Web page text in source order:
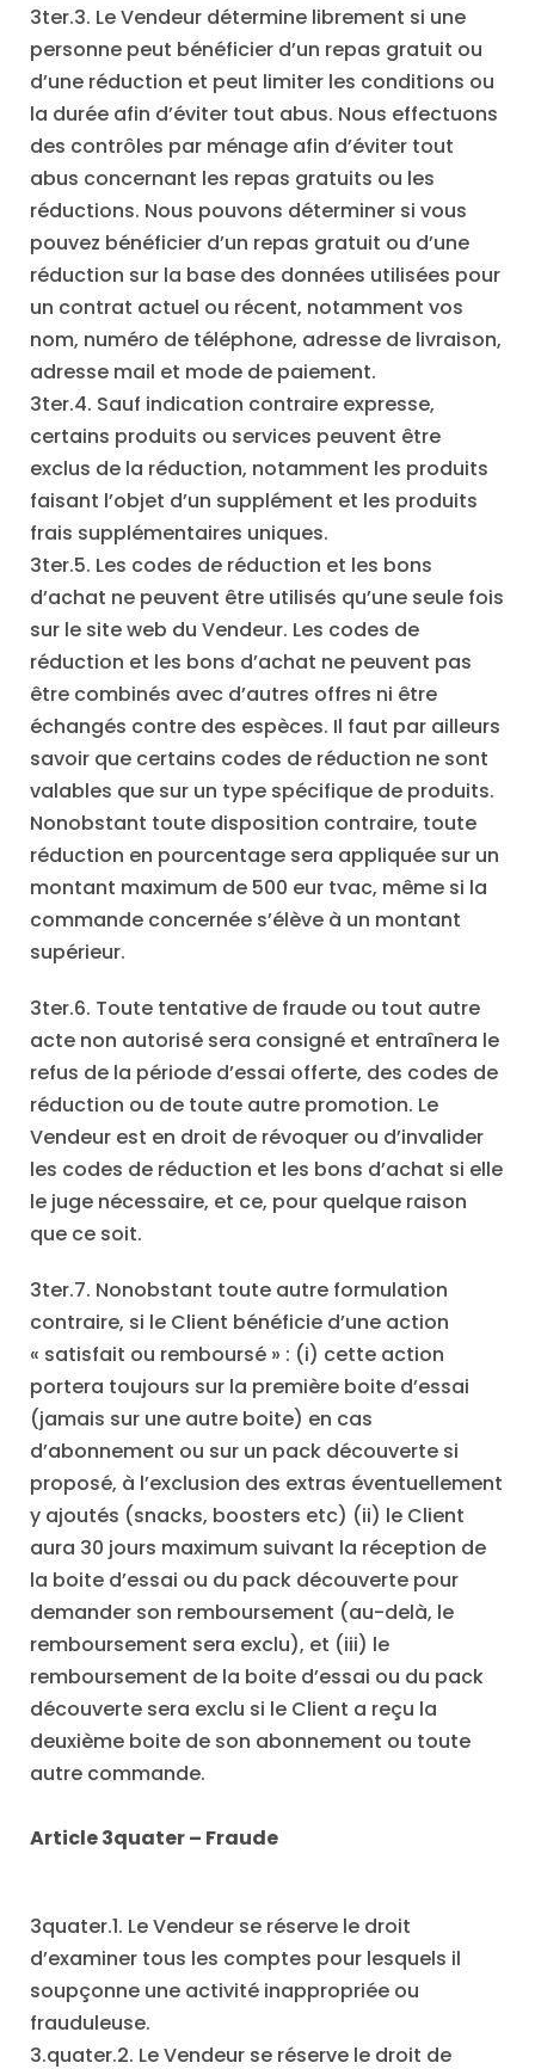
3ter.3. Le Vendeur détermine librement si une
personne peut bénéficier d’un repas gratuit ou
d’une réduction et peut limiter les conditions ou
la durée afin d’éviter tout abus. Nous effectuons
des contrôles par ménage afin d’éviter tout
abus concernant les repas gratuits ou les
réductions. Nous pouvons déterminer si vous
pouvez bénéficier d’un repas gratuit ou d’une
réduction sur la base des données utilisées pour
un contrat actuel ou récent, notamment vos
nom, numéro de téléphone, adresse de livraison,
adresse mail et mode de paiement.
3ter.4. Sauf indication contraire expresse,
certains produits ou services peuvent être
exclus de la réduction, notamment les produits
faisant l’objet d’un supplément et les produits
frais supplémentaires uniques.
3ter.5. Les codes de réduction et les bons
d’achat ne peuvent être utilisés qu’une seule fois
sur le site web du Vendeur. Les codes de
réduction et les bons d’achat ne peuvent pas
être combinés avec d’autres offres ni être
échangés contre des espèces. Il faut par ailleurs
savoir que certains codes de réduction ne sont
valables que sur un type spécifique de produits.
Nonobstant toute disposition contraire, toute
réduction en pourcentage sera appliquée sur un
montant maximum de 500 eur tvac, même si la
commande concernée s’élève à un montant
supérieur.
3ter.6. Toute tentative de fraude ou tout autre
acte non autorisé sera consigné et entraînera le
refus de la période d’essai offerte, des codes de
réduction ou de toute autre promotion. Le
Vendeur est en droit de révoquer ou d’invalider
les codes de réduction et les bons d’achat si elle
le juge nécessaire, et ce, pour quelque raison
que ce soit.
3ter.7. Nonobstant toute autre formulation
contraire, si le Client bénéficie d’une action
« satisfait ou remboursé » : (i) cette action
portera toujours sur la première boite d’essai
(jamais sur une autre boite) en cas
d’abonnement ou sur un pack découverte si
proposé, à l’exclusion des extras éventuellement
y ajoutés (snacks, boosters etc) (ii) le Client
aura 30 jours maximum suivant la réception de
la boite d’essai ou du pack découverte pour
demander son remboursement (au-delà, le
remboursement sera exclu), et (iii) le
remboursement de la boite d’essai ou du pack
découverte sera exclu si le Client a reçu la
deuxième boite de son abonnement ou toute
autre commande.
Article 3quater– Fraude
3quater.1. Le Vendeur se réserve le droit
d’examiner tous les comptes pour lesquels il
soupçonne une activité inappropriée ou
frauduleuse.
3.quater.2. Le Vendeur se réserve le droit de